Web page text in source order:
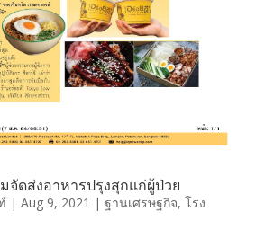
จัดส่งอาหารปรุงสุกแก่ผู้ป่วย
| Aug 9, 2021 | ฐานเศรษฐกิจ, โรง